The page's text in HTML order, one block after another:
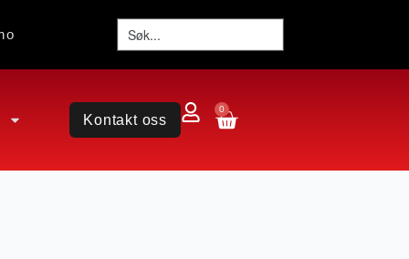
Kontakt oss
0